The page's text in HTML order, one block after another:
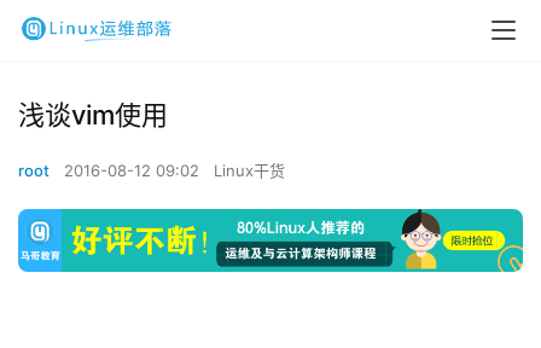
浅谈vim使用
root 2016-08-12 09:02 Linux干货